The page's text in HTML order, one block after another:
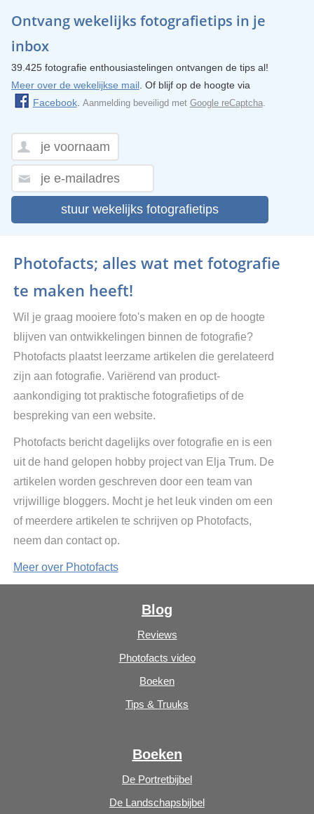
Ontvang wekelijks fotografietips in je
inbox
39.425 fotografie enthousiastelingen ontvangen de tips al!
Meer over de wekelijkse mail. Of blijf op de hoogte via
Facebook. Aanmelding beveiligd met Google reCaptcha.
stuur wekelijks fotografietips
Photofacts; alles wat met fotografie
te maken heeft!
Wil je graag mooiere foto's maken en op de hoogte
blijven van ontwikkelingen binnen de fotografie?
Photofacts plaatst leerzame artikelen die gerelateerd
zijn aan fotografie. Variërend van product-
aankondiging tot praktische fotografietips of de
bespreking van een website.
Photofacts bericht dagelijks over fotografie en is een
uit de hand gelopen hobby project van Elja Trum. De
artikelen worden geschreven door een team van
vrijwillige bloggers. Mocht je het leuk vinden om een
of meerdere artikelen te schrijven op Photofacts,
neem dan contact op.
Meer over Photofacts
Blog
Reviews
Photofacts video
Boeken
Tips & Truuks
Boeken
De Portretbijbel
De Landschapsbijbel